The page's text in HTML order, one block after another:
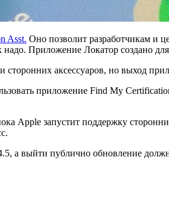
Asst. Оно позволит разработчикам и
надо. Приложение Локатор создано
аксессуаров, но выход
приложение Find My
Apple запустит поддержку
а выйти публично обновление